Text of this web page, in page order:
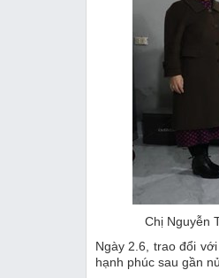
Chị Nguyễn
Ngày 2.6, trao đổi
hạnh phúc sau gần